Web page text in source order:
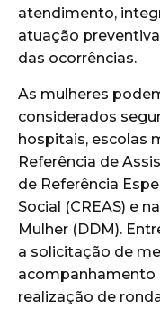
atendimento,
atuação
das ocorrências.
As mulheres
considerados
hospitais, escolas
Referência de
de Referência
Social (CREAS) e
Mulher (DDM).
a solicitação de
acompanhamento
realização de